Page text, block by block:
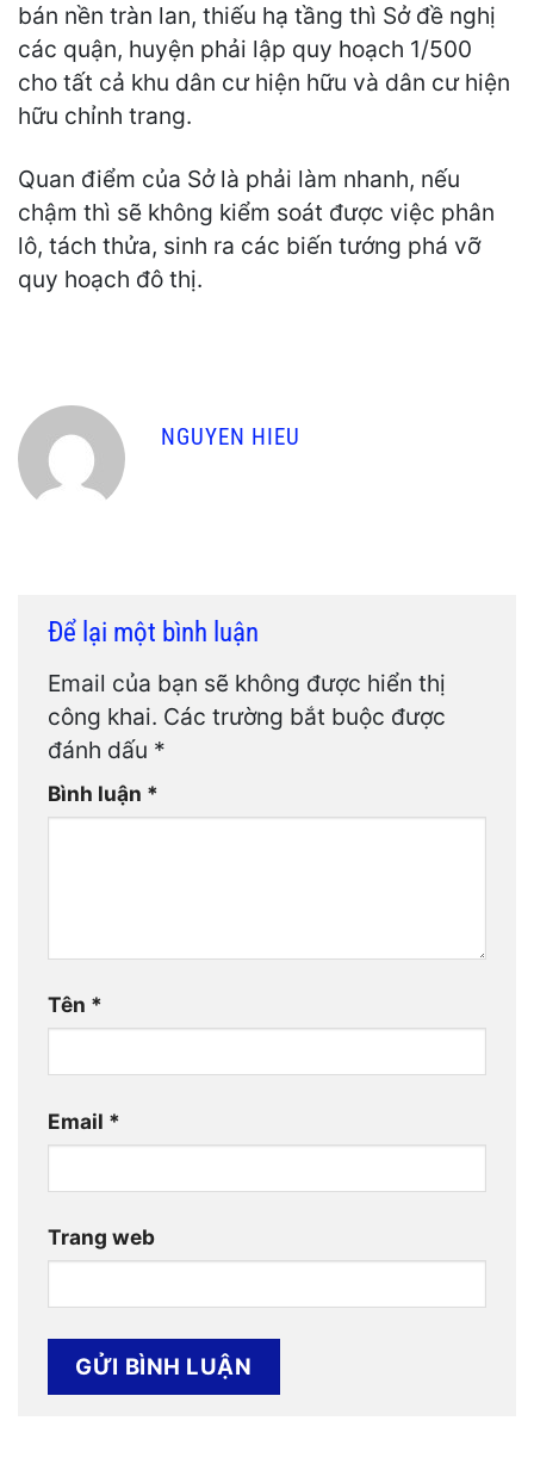
bán nền tràn lan, thiếu hạ tầng thì Sở đề nghị
các quận, huyện phải lập quy hoạch 1/500
cho tất cả khu dân cư hiện hữu và dân cư hiện
hữu chỉnh trang.
Quan điểm của Sở là phải làm nhanh, nếu
chậm thì sẽ không kiểm soát được việc phân
lô, tách thửa, sinh ra các biến tướng phá vỡ
quy hoạch đô thị.
NGUYEN HIEU
Để lại một bình luận
Email của bạn sẽ không được hiển thị
công khai. Các trường bắt buộc được
đánh dấu *
Bình luận *
Tên *
Email *
Trang web